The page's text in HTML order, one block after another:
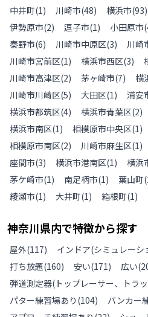
中井町(1) 川崎市(48) 横浜市(93)
伊勢原市(2) 逗子市(1) 小田原市(
秦野市(6) 川崎市中原区(3) 川崎
川崎市宮前区(1) 横浜市西区(3)
川崎市高津区(2) 茅ヶ崎市(7) 横
川崎市川崎区(5) 大田区(1) 浦安
横浜市都筑区(4) 横浜市青葉区(2)
横浜市南区(1) 相模原市中央区(1)
相模原市南区(2) 川崎市麻生区(1)
座間市(3) 横浜市港南区(1) 横浜
茅ケ崎市(1) 南足柄市(1) 葉山町(
綾瀬市(1) 大井町(1) 箱根町(1)
神奈川県内で特徴から探す
屋外(117) インドア(シミュレーシ
打ち放題(160) 安い(171) 広い
弾道測定器(トップレーサー、トラ
パター練習場あり (104) バンカー